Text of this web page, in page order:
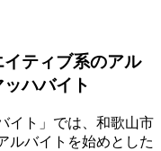
ティブ系のアル
ハバイト
イト」では、和歌山市
ルバイトを始めとした